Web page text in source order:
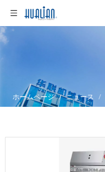
ホームページ / ニュース /